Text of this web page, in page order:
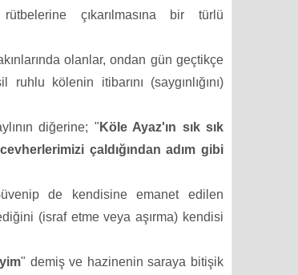
çıkarılmasına bir türlü
olanlar, ondan gün geçtikçe
kölenin itibarını (saygınlığını)
diğerine; " Köle Ayaz'ın sık sık
çaldığından adım gibi
de kendisine emanet edilen
(israf etme veya aşırma) kendisi
" demiş ve hazinenin saraya bitişik